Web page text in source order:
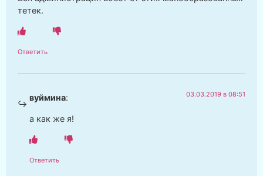
тетек.
Ответить
вуймина: 03.03.2019 в 08:51
а как же я!
Ответить